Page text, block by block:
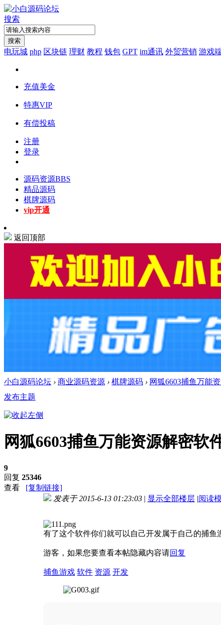
搜索
搜索
电玩城 php 区块链 理财 教程 钱包 GPT im通讯 外贸营销 游戏
充值美金
特惠VIP
有偿投稿
注册
登录
源码资源BBS
精品源码
棋牌源码
vip开通
返回顶部
小白源码论坛 › 商业源码资源 › 棋牌源码 › 网狐6603捕鱼万能
发布主题
网狐6603捕鱼万能资源解密软
9
回复 25346
查看
[复制链接]
发表于 2015-6-13 01:23:03 | 显示全部楼层 |阅读
有了这个软件你们就可以自己开发属于自己的捕鱼
游客，如果您要查看本帖隐藏内容请回复
捕鱼游戏 软件 资源 开发